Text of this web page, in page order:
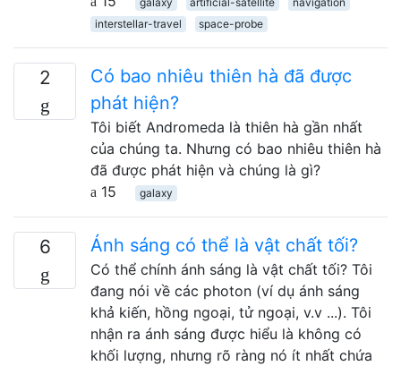
interstellar-travel
space-probe
2
Có bao nhiêu thiên hà đã được
phát hiện?
Tôi biết Andromeda là thiên hà gần nhất
của chúng ta. Nhưng có bao nhiêu thiên hà
đã được phát hiện và chúng là gì?
15
galaxy
6 Ánh sáng có thể là vật chất tối?
Có thể chính ánh sáng là vật chất tối? Tôi
đang nói về các photon (ví dụ ánh sáng
khả kiến, hồng ngoại, tử ngoại, v.v ...). Tôi
nhận ra ánh sáng được hiểu là không có
khối lượng, nhưng rõ ràng nó ít nhất chứa